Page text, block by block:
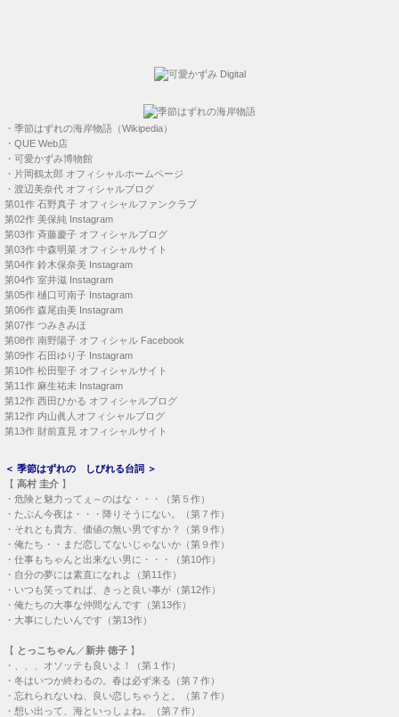
・ 季節はずれの海岸物語（Wikipedia）
・ QUE Web店
・ 可愛かずみ博物館
・ 片岡鶴太郎 オフィシャルホームページ
・ 渡辺美奈代 オフィシャルブログ
第01作 石野真子 オフィシャルファンクラブ
第02作 美保純 Instagram
第03作 斉藤慶子 オフィシャルブログ
第03作 中森明菜 オフィシャルサイト
第04作 鈴木保奈美 Instagram
第04作 室井滋 Instagram
第05作 樋口可南子 Instagram
第06作 森尾由美 Instagram
第07作 つみきみほ
第08作 南野陽子 オフィシャル Facebook
第09作 石田ゆり子 Instagram
第10作 松田聖子 オフィシャルサイト
第11作 麻生祐未 Instagram
第12作 西田ひかる オフィシャルブログ
第12作 内山眞人オフィシャルブログ
第13作 財前直見 オフィシャルサイト
＜ 季節はずれの しびれる台詞 ＞
【 高村 圭介 】
・ 危険と魅力ってぇ～のはな・・・（第５作）
・ たぶん今夜は・・・降りそうにない。（第７作）
・ それとも貴方、価値の無い男ですか？（第９作）
・ 俺たち・・まだ恋してないじゃないか（第９作）
・ 仕事もちゃんと出来ない男に・・・（第10作）
・ 自分の夢には素直になれよ（第11作）
・ いつも笑ってれば、きっと良い事が（第12作）
・ 俺たちの大事な仲間なんです（第13作）
・ 大事にしたいんです（第13作）
【 とっこちゃん ／新井 徳子 】
・
、、、オソッテも良いよ！（第１作）
・ 冬はいつか終わるの。春は必ず来る（第７作）
・ 忘れられないね、良い恋しちゃうと。（第７作）
・ 想い出って、海といっしょね。（第７作）